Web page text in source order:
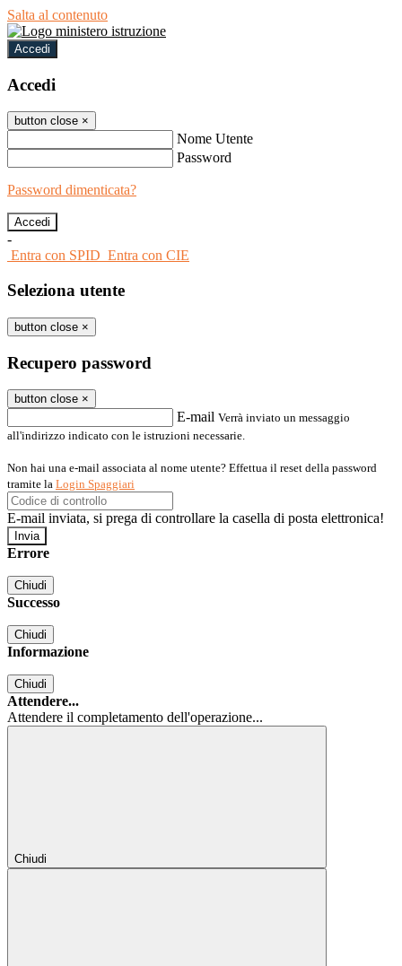
Salta al contenuto
Accedi
Accedi
button close ×
Nome Utente
Password
Password dimenticata?
-
Entra con SPID Entra con CIE
Seleziona utente
button close ×
Recupero password
button close ×
E-mail Verrà inviato un messaggio
all'indirizzo indicato con le istruzioni necessarie.
Non hai una e-mail associata al nome utente? Effettua il reset della password
tramite la Login Spaggiari
E-mail inviata, si prega di controllare la casella di posta elettronica!
Errore
Chiudi
Successo
Chiudi
Informazione
Chiudi
Attendere...
Attendere il completamento dell'operazione...
Chiudi